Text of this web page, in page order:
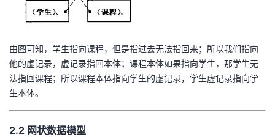
由图可知，学生指向课程，但是指过去无法指回来；所以我们指向
他的虚记录，虚记录指回本体；课程本体如果指向学生，那学生无
法指回课程；所以课程本体指向学生的虚记录，学生虚记录指向学
生本体。
2.2 网状数据模型